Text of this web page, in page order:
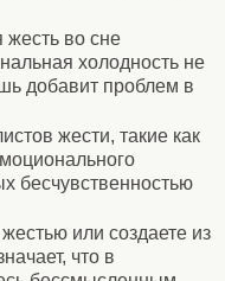
во сне
холодность не
добавит проблем в
жести, такие как
бесчувственностью
или создаете из
что в